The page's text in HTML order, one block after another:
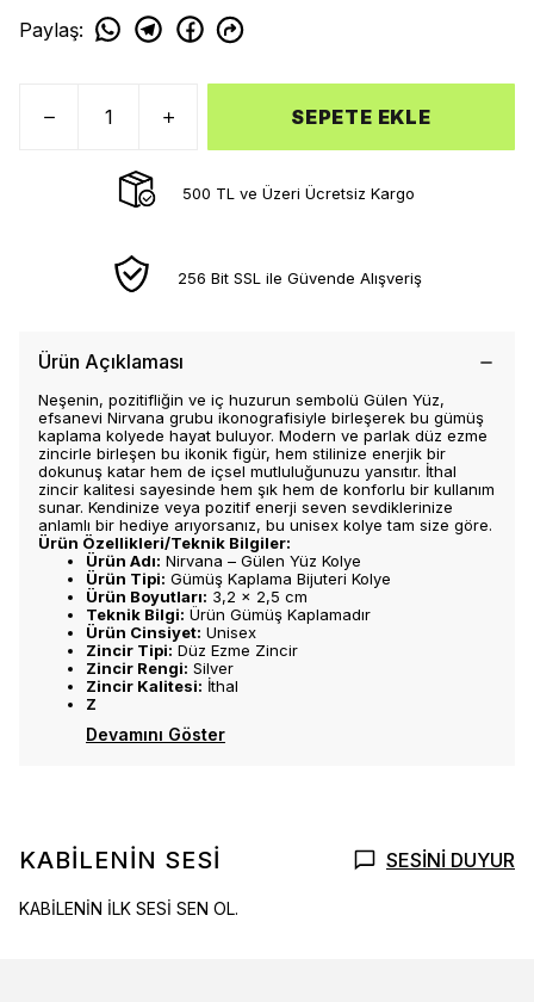
Paylaş:
SEPETE EKLE
500 TL ve Üzeri Ücretsiz Kargo
256 Bit SSL ile Güvende Alışveriş
Ürün Açıklaması
Neşenin, pozitifliğin ve iç huzurun sembolü Gülen Yüz,
efsanevi Nirvana grubu ikonografisiyle birleşerek bu gümüş
kaplama kolyede hayat buluyor. Modern ve parlak düz ezme
zincirle birleşen bu ikonik figür, hem stilinize enerjik bir
dokunuş katar hem de içsel mutluluğunuzu yansıtır. İthal
zincir kalitesi sayesinde hem şık hem de konforlu bir kullanım
sunar. Kendinize veya pozitif enerji seven sevdiklerinize
anlamlı bir hediye arıyorsanız, bu unisex kolye tam size göre.
Ürün Özellikleri/Teknik Bilgiler:
Ürün Adı: Nirvana – Gülen Yüz Kolye
Ürün Tipi: Gümüş Kaplama Bijuteri Kolye
Ürün Boyutları: 3,2 x 2,5 cm
Teknik Bilgi: Ürün Gümüş Kaplamadır
Ürün Cinsiyet: Unisex
Zincir Tipi: Düz Ezme Zincir
Zincir Rengi: Silver
Zincir Kalitesi: İthal
Z
Devamını Göster
KABİLENİN SESİ SESİNİ DUYUR
KABİLENİN İLK SESİ SEN OL.